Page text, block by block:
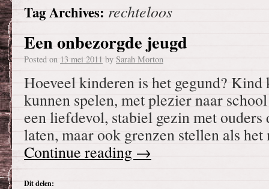
Tag Archives: rechteloos
Een onbezorgde jeugd
Posted on 13 mei 2011 by Sarah Morton
Hoeveel kinderen is het gegund?
kunnen spelen, met plezier naar
een liefdevol, stabiel gezin met
laten, maar ook grenzen stellen als
Continue reading →
Dit delen: